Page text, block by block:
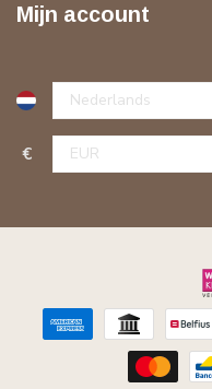
Mijn account
€